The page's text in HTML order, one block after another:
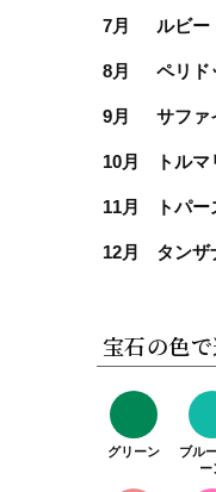
7月 ルビー
8月 ペリド
9月 サファ
10月 トル
11月 トパ
12月 タンザ
宝石の色
グリーン
ブル
ー